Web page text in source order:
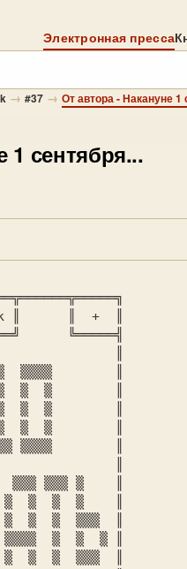
Электронная пресса
→ #37 → От автора - Накануне 1
1 сентября...
+
╚═════╣
▒▒▒  ▒▒▒▒
▒  ▒  ▒
▒  ▒  ▒
▒  ▒  ▒
▒▒▒▒
▒▒▒ ▒▒▒ ▒
▒  ▒  ▒  ▒
▒  ▒  ▒▒▒
▒  ▒  ▒
▒  ▒  ▒  ▒▒▒